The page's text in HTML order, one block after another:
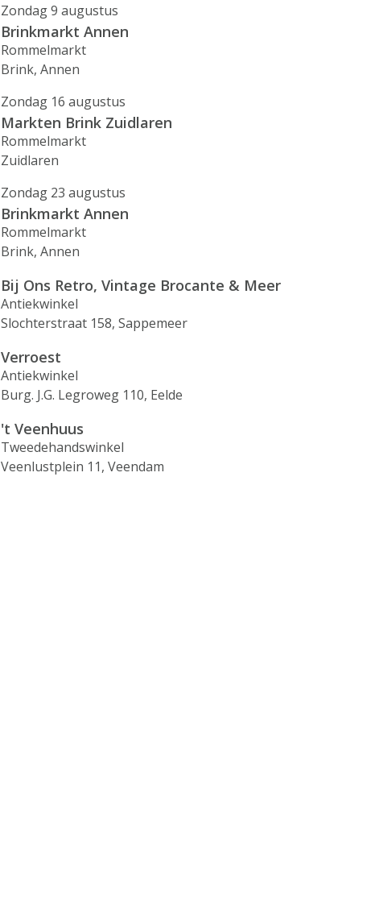
Zondag 9 augustus
Brinkmarkt Annen
Rommelmarkt
Brink, Annen
Zondag 16 augustus
Markten Brink Zuidlaren
Rommelmarkt
Zuidlaren
Zondag 23 augustus
Brinkmarkt Annen
Rommelmarkt
Brink, Annen
Bij Ons Retro, Vintage Brocante & Meer
Antiekwinkel
Slochterstraat 158, Sappemeer
Verroest
Antiekwinkel
Burg. J.G. Legroweg 110, Eelde
't Veenhuus
Tweedehandswinkel
Veenlustplein 11, Veendam